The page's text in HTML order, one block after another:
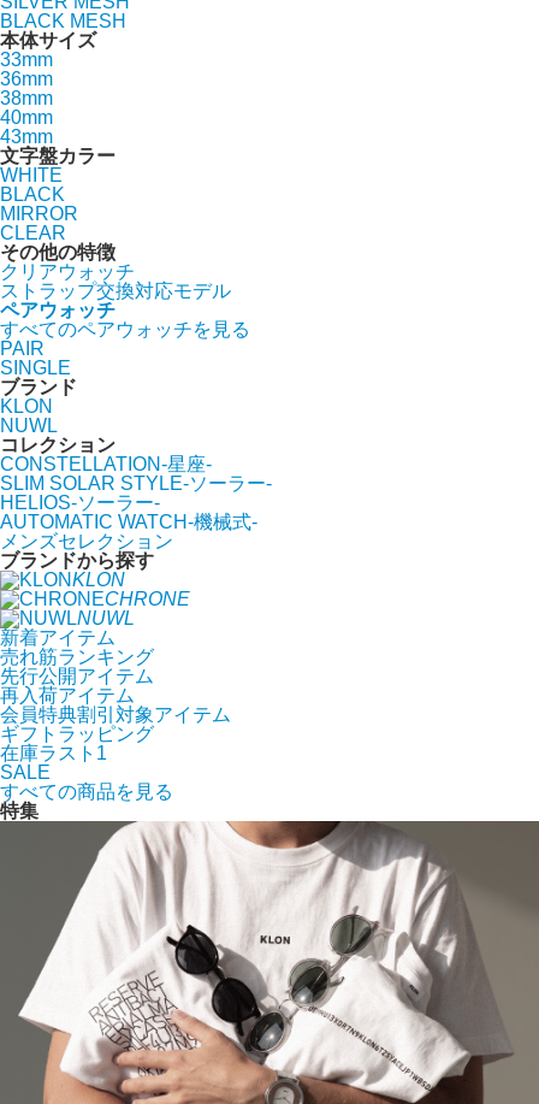
BLACK MESH
本体サイズ
33mm
36mm
38mm
40mm
43mm
文字盤カラー
WHITE
BLACK
MIRROR
CLEAR
その他の特徴
クリアウォッチ
ストラップ交換対応モデル
ペアウォッチ
すべてのペアウォッチを見る
PAIR
SINGLE
ブランド
KLON
NUWL
コレクション
CONSTELLATION-星座-
SLIM SOLAR STYLE-ソーラー-
HELIOS-ソーラー-
AUTOMATIC WATCH-機械式-
メンズセレクション
ブランドから探す
KLON
CHRONE
NUWL
新着アイテム
売れ筋ランキング
先行公開アイテム
再入荷アイテム
会員特典割引対象アイテム
ギフトラッピング
在庫ラスト1
SALE
すべての商品を見る
特集